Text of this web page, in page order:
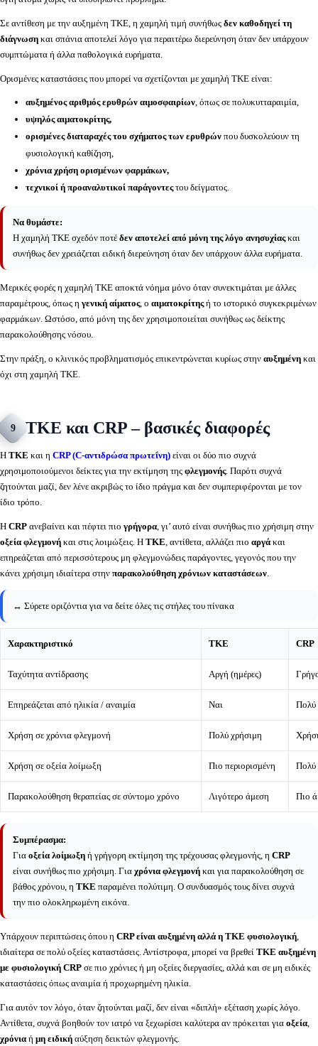
Σε αντίθεση με την αυξημένη ΤΚΕ, η χαμηλή τιμή συνήθως δεν καθοδηγεί τη
διάγνωση και σπάνια αποτελεί λόγο για περαιτέρω διερεύνηση όταν δεν υπάρχουν
συμπτώματα ή άλλα παθολογικά ευρήματα.
Ορισμένες καταστάσεις που μπορεί να σχετίζονται με χαμηλή ΤΚΕ είναι:
αυξημένος αριθμός ερυθρών αιμοσφαιρίων, όπως σε πολυκυτταραιμία,
υψηλός αιματοκρίτης,
ορισμένες διαταραχές του σχήματος των ερυθρών που δυσκολεύουν τη
φυσιολογική καθίζηση,
χρόνια χρήση ορισμένων φαρμάκων,
τεχνικοί ή προαναλυτικοί παράγοντεςτου δείγματος.
Να θυμάστε:
Η χαμηλή ΤΚΕ σχεδόν ποτέ δεν αποτελεί από μόνη της λόγο ανησυχίαςκαι
συνήθως δεν χρειάζεται ειδική διερεύνηση όταν δεν υπάρχουν άλλα ευρήματα.
Μερικές φορές η χαμηλή ΤΚΕ αποκτά νόημα μόνο όταν συνεκτιμάται με άλλες
παραμέτρους, όπως η γενική αίματος, ο αιματοκρίτηςή το ιστορικό συγκεκριμένων
φαρμάκων. Ωστόσο, από μόνη της δεν χρησιμοποιείται συνήθως ως δείκτης
παρακολούθησης νόσου.
Στην πράξη, ο κλινικός προβληματισμός επικεντρώνεται κυρίως στην αυξημένη και
όχι στη χαμηλή ΤΚΕ.
9 ΤΚΕ και CRP – βασικές διαφορές
Η ΤΚΕ και η CRP (C-αντιδρώσα πρωτεΐνη) είναι οι δύο πιο συχνά
χρησιμοποιούμενοι δείκτες για την εκτίμηση της φλεγμονής. Παρότι συχνά
ζητούνται μαζί, δεν λένε ακριβώς το ίδιο πράγμα και δεν συμπεριφέρονται με τον
ίδιο τρόπο.
Η CRP ανεβαίνει και πέφτει πιο γρήγορα, γι’ αυτό είναι συνήθως πιο χρήσιμη στην
οξεία φλεγμονή και στις λοιμώξεις. Η ΤΚΕ, αντίθετα, αλλάζει πιο αργά και
επηρεάζεται από περισσότερους μη φλεγμονώδεις παράγοντες, γεγονός που την
κάνει χρήσιμη ιδιαίτερα στην παρακολούθηση χρόνιων καταστάσεων.
↔️ Σύρετε οριζόντια για να δείτε όλες τις στήλες του πίνακα
Χαρακτηριστικό ΤΚΕ CRP
Ταχύτητα αντίδρασης Αργή (ημέρες)
Επηρεάζεται από ηλικία / αναιμία Ναι Πολύ
Χρήση σε χρόνια φλεγμονή Πολύ χρήσιμη
Χρήση σε οξεία λοίμωξη Πιο περιορισμένη Πολύ
Παρακολούθηση θεραπείας σε σύντομο χρόνο Λιγότερο άμεση Πιο
Συμπέρασμα:
Για οξεία λοίμωξη ή γρήγορη εκτίμηση της τρέχουσας φλεγμονής, η CRP
είναι συνήθως πιο χρήσιμη. Για χρόνια φλεγμονή και για παρακολούθηση σε
βάθος χρόνου, η ΤΚΕ παραμένει πολύτιμη. Ο συνδυασμός τους δίνει συχνά
την πιο ολοκληρωμένη εικόνα.
Υπάρχουν περιπτώσεις όπου η CRP είναι αυξημένη αλλά η ΤΚΕ φυσιολογική,
ιδιαίτερα σε πολύ οξείες καταστάσεις. Αντίστροφα, μπορεί να βρεθεί ΤΚΕ αυξημένη
με φυσιολογική CRP σε πιο χρόνιες ή μη οξείες διεργασίες, αλλά και σε μη ειδικές
καταστάσεις όπως αναιμία ή προχωρημένη ηλικία.
Για αυτόν τον λόγο, όταν ζητούνται μαζί, δεν είναι «διπλή» εξέταση χωρίς λόγο.
Αντίθετα, συχνά βοηθούν τον ιατρό να ξεχωρίσει καλύτερα αν πρόκειται για οξεία,
χρόνια ή μη ειδική αύξηση δεικτών φλεγμονής.